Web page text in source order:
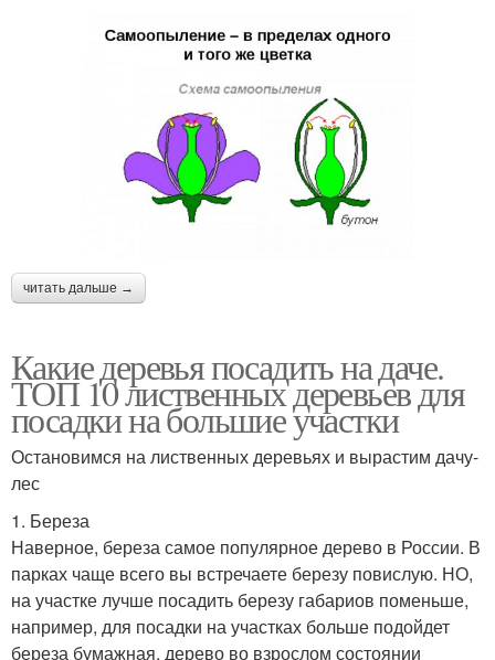
читать дальше →
Какие деревья посадить на даче.
ТОП 10 лиственных деревьев для
посадки на большие участки
Остановимся на лиственных деревьях и вырастим дачу-
лес
1. Береза
Наверное, береза самое популярное дерево в России. В
парках чаще всего вы встречаете березу повислую. НО,
на участке лучше посадить березу габариов поменьше,
например, для посадки на участках больше подойдет
береза бумажная, дерево во взрослом состоянии